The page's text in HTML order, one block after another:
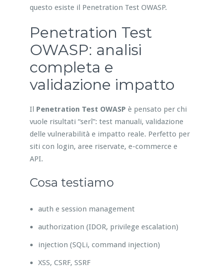
questo esiste il Penetration Test OWASP.
Penetration Test
OWASP: analisi
completa e
validazione impatto
Il Penetration Test OWASP è pensato per chi
vuole risultati “serî”: test manuali, validazione
delle vulnerabilità e impatto reale. Perfetto per
siti con login, aree riservate, e-commerce e
API.
Cosa testiamo
auth e session management
authorization (IDOR, privilege escalation)
injection (SQLi, command injection)
XSS, CSRF, SSRF